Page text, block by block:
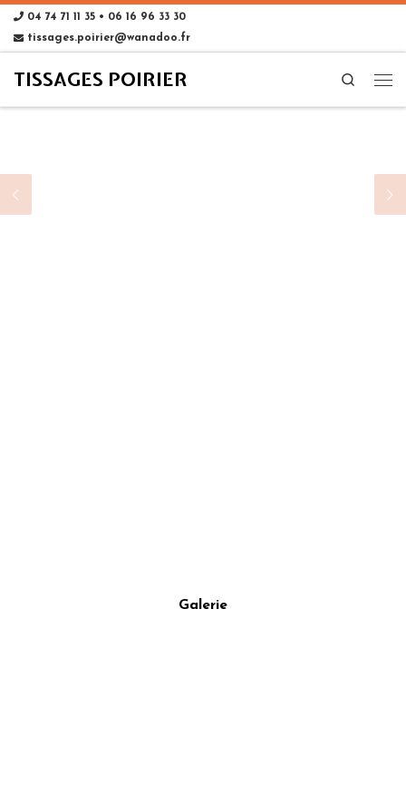
04 74 71 11 35 • 06 16 96 33 30
tissages.poirier@wanadoo.fr
TISSAGES POIRIER Search
Galerie